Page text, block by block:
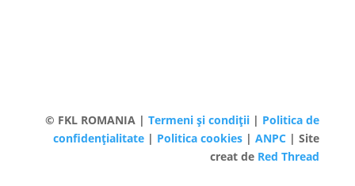
© FKL ROMANIA |Termeni și condiții | Politica de
confidențialitate | Politica cookies |ANPC | Site
creat de Red Thread